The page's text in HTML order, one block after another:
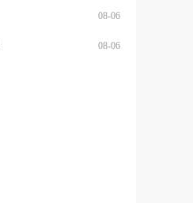
08-06
08-06